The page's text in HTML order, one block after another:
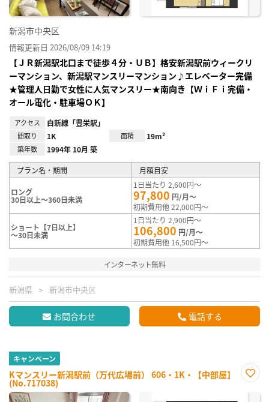
新潟市中央区
情報更新日 2026/08/09 14:19
【ＪＲ新潟駅北口まで徒歩４分・ＵＢ】格安新潟駅前ウィークリ
ーマンション、新潟駅マンスリーマンション♪エレベーター完備
★管理人日勤で女性に人気マンスリー★南向き【ＷｉＦｉ完備・
オール電化・駐車場ＯＫ】
アクセス 白新線「豊栄駅」
間取り 1K 面積 19m²
築年数 1994年 10月 築
プラン名・期間 月額目安
ロング
30日以上～360日未満
1日当たり 2,600円～
97,800 円/月～
初期費用他 22,000円～
ショート【7日以上】
～30日未満
1日当たり 2,900円～
106,800 円/月～
初期費用他 16,500円～
インターネット無料
新潟県 新潟市中央区
お問合わせ 電話する
キャンペーン
Kマンスリー新潟駅前（万代広場前） 606・1K・【中部屋】
(No.717038)
に入